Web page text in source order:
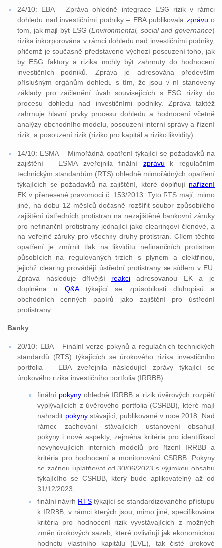
24/10: EBA – Zpráva ohledně integrace ESG rizik v rámci
dohledu nad investičními podniky – EBA publikovala zprávu o
tom, jak mají být ESG (Environmental, social and governance)
rizika inkorporována v rámci dohledu nad investičními podniky,
přičemž je současně představeno výchozí posouzení toho, jak
by ESG faktory a rizika mohly být zahrnuty do hodnocení
investičních podniků. Zpráva je adresována především
příslušným orgánům dohledu s tím, že jsou v ní stanoveny
základy pro začlenění úvah souvisejících s ESG riziky do
procesu dohledu nad investičními podniky. Zpráva taktéž
zahrnuje hlavní prvky procesu dohledu a hodnocení včetně
analýzy obchodního modelu, posouzení interní správy a řízení
rizik, a posouzení rizik (riziko pro kapitál a riziko likvidity).
14/10: ESMA – Mimořádná opatření týkající se požadavků na
zajištění – ESMA zveřejnila finální zprávu k regulačním
technickým standardům (RTS) ohledně mimořádných opatření
týkajících se požadavků na zajištění, které doplňují nařízení
EK v přenesené pravomoci č. 153/2013. Tyto RTS mají, mimo
jiné, na dobu 12 měsíců dočasně rozšířit soubor způsobilého
zajištění ústředních protistran na nezajištěné bankovní záruky
pro nefinanční protistrany jednající jako clearingoví členové, a
na veřejné záruky pro všechny druhy protistran. Cílem těchto
opatření je zmírnit tlak na likviditu nefinančních protistran
působících na regulovaných trzích s plynem a elektřinou,
jejichž clearing provádějí ústřední protistrany se sídlem v EU.
Zpráva následuje dřívější reakciadresovanou EK a je
doplněna o Q&Atýkající se způsobilosti dluhopisů a
obchodních cenných papírů jako zajištění pro ústřední
protistrany.
Banky
20/10: EBA – Finální verze pokynů a regulačních technických
standardů (RTS) týkajících se úrokového rizika investičního
portfolia – EBA zveřejnila následující zprávy týkající se
úrokového rizika investičního portfolia (IRRBB):
finální pokynyohledně IRRBB a rizik úvěrových rozpětí
vyplývajících z úvěrového portfolia (CSRBB), které mají
nahradit pokynystávající, publikované v roce 2018. Nad
rámec zachování stávajících ustanovení obsahují
pokyny i nové aspekty, zejména kritéria pro identifikaci
nevyhovujících interních modelů pro řízení IRRBB a
kritéria pro hodnocení a monitorování CSRBB. Pokyny
se začnou uplatňovat od 30/06/2023 s výjimkou obsahu
týkajícího se CSRBB, který bude aplikovatelný až od
31/12/2023;
finální návrh RTS týkající se standardizovaného přístupu
k IRRBB, v rámci kterých jsou, mimo jiné, specifikována
kritéria pro hodnocení rizik vyvstávajících z možných
změn úrokových sazeb, které ovlivňují jak ekonomickou
hodnotu vlastního kapitálu (EVE), tak čisté úrokové